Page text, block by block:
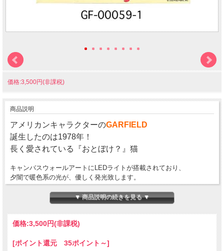
価格:3,500円(非課税)
商品説明
アメリカンキャラクターのGARFIELD
誕生したのは1978年！
長く愛されている『おとぼけ？』猫
キャンバスウォールアートにLEDライトが搭載されており、
夕闇で暖色系の光が、優しく発光致します。
ON/OFFスイッチがついているので、
明るい時間帯は、スイッチOFFにしてアメリカンキャンバスポスター
として
お部屋を演出
フック掛けだから、その日の気分で設置場所の変更も可能
▼ 商品説明の続きを見る ▼
価格:3,500円(非課税)
[ポイント還元 35ポイント～]